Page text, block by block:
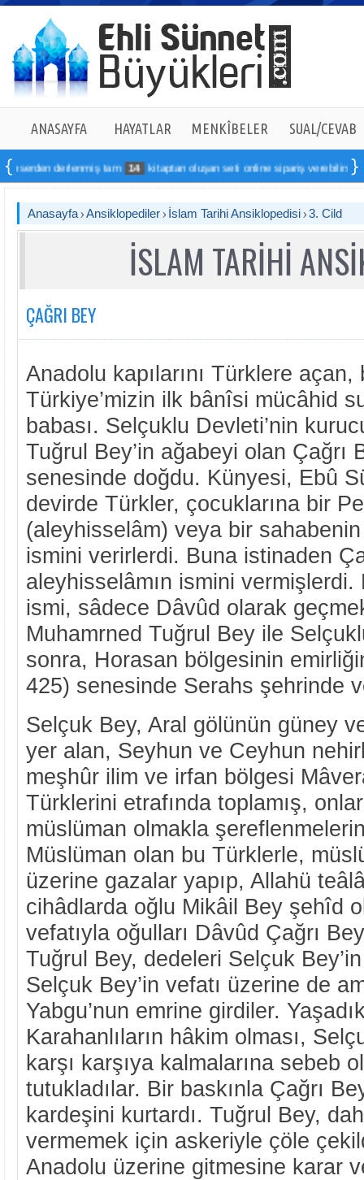
ANASAYFA HAYATLAR MENKÎBELER SUAL/CEVAB
tam 14 kitaptan oluşan seti online sipariş verebilirsiniz
Anasayfa Ansiklopediler İslam Tarihi Ansiklopedisi 3. Cild
İSLAM TARİHİ
ÇAĞRI BEY
Anadolu kapılarını Türklere açan,
Türkiye’mizin ilk bânîsi mücâhid
babası. Selçuklu Devleti’nin
Tuğrul Bey’in ağabeyi olan Çağrı
senesinde doğdu. Künyesi, Ebû
devirde Türkler, çocuklarına bir
(aleyhisselâm) veya bir
ismini verirlerdi. Buna istinaden
aleyhisselâmın ismini
ismi, sâdece Dâvûd olarak
Muhamrned Tuğrul Bey ile
sonra, Horasan bölgesinin
425) senesinde Serahs şehrinde
Selçuk Bey, Aral gölünün güney
yer alan, Seyhun ve Ceyhun
meşhûr ilim ve irfan bölgesi
Türklerini etrafında toplamış,
müslüman olmakla
Müslüman olan bu Türklerle,
üzerine gazalar yapıp, Allahü
cihâdlarda oğlu Mikâil Bey şehîd
vefatıyla oğulları Dâvûd Çağrı
Tuğrul Bey, dedeleri Selçuk
Selçuk Bey’in vefatı üzerine de
Yabgu’nun emrine girdiler.
Karahanlıların hâkim olması,
karşı karşıya kalmalarına sebeb
tutukladılar. Bir baskınla Çağrı
kardeşini kurtardı. Tuğrul Bey,
vermemek için askeriyle çöle
Anadolu üzerine gitmesine karar